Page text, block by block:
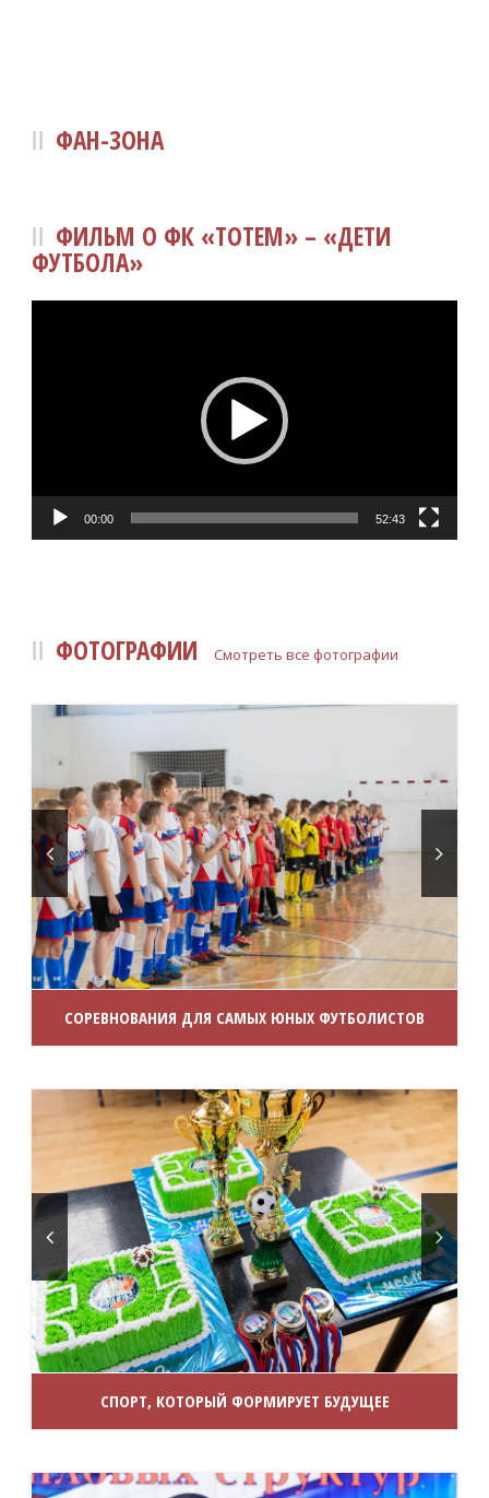
ФАН-ЗОНА
ФИЛЬМ О ФК «ТОТЕМ» – «ДЕТИ
ФУТБОЛА»
00:00 52:43
ФОТОГРАФИИ Смотреть все фотографии
СОРЕВНОВАНИЯ ДЛЯ САМЫХ ЮНЫХ ФУТБОЛИСТОВ
СПОРТ, КОТОРЫЙ ФОРМИРУЕТ БУДУЩЕЕ